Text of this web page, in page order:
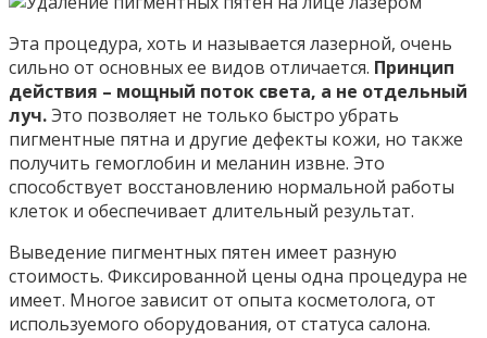
Эта процедура, хоть и называется лазерной, очень
сильно от основных ее видов отличается. Принцип
действия – мощный поток света, а не отдельный
луч.Это позволяет не только быстро убрать
пигментные пятна и другие дефекты кожи, но также
получить гемоглобин и меланин извне. Это
способствует восстановлению нормальной работы
клеток и обеспечивает длительный результат.
Выведение пигментных пятен имеет разную
стоимость. Фиксированной цены одна процедура не
имеет. Многое зависит от опыта косметолога, от
используемого оборудования, от статуса салона.